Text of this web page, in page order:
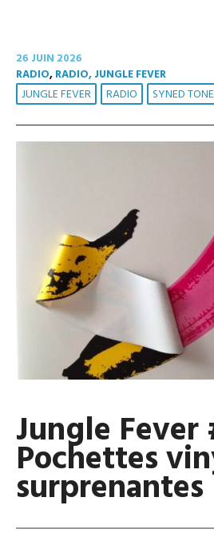
26 JUIN 2026
RADIO,RADIO, JUNGLE FEVER
JUNGLE FEVER RADIO SYNED
Jungle Fever
Pochettes
surprenantes